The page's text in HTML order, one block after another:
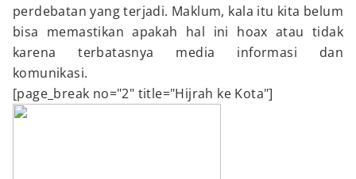
perdebatan yang terjadi. Maklum, kala itu kita belum
bisa memastikan apakah hal ini hoax atau tidak
karena terbatasnya media informasi dan
komunikasi.
[page_break no="2" title="Hijrah ke Kota"]